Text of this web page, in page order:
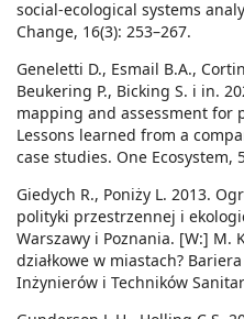
social-ecological systems
Change, 16(3): 253–267.
Geneletti D., Esmail B.A.,
Beukering P., Bicking S. i in.
mapping and assessment for
Lessons learned from a
case studies. One Ecosystem,
Giedych R., Poniży L. 2013.
polityki przestrzennej i
Warszawy i Poznania. [W:] M.
działkowe w miastach?
Inżynierów i Techników